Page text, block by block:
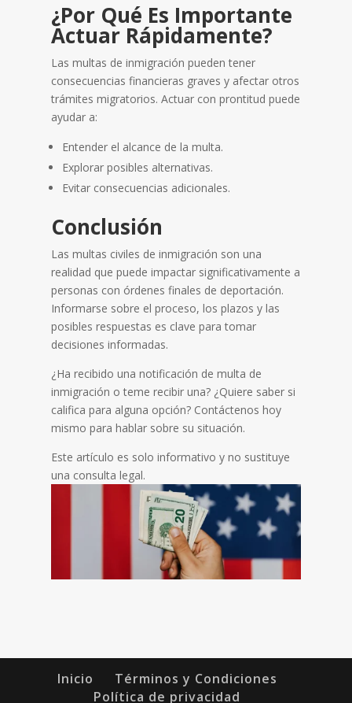
¿Por Qué Es Importante
Actuar Rápidamente?
Las multas de inmigración pueden tener
consecuencias financieras graves y afectar otros
trámites migratorios. Actuar con prontitud puede
ayudar a:
Entender el alcance de la multa.
Explorar posibles alternativas.
Evitar consecuencias adicionales.
Conclusión
Las multas civiles de inmigración son una
realidad que puede impactar significativamente a
personas con órdenes finales de deportación.
Informarse sobre el proceso, los plazos y las
posibles respuestas es clave para tomar
decisiones informadas.
¿Ha recibido una notificación de multa de
inmigración o teme recibir una? ¿Quiere saber si
califica para alguna opción? Contáctenos hoy
mismo para hablar sobre su situación.
Este artículo es solo informativo y no sustituye
una consulta legal.
Inicio
Términos y Condiciones
Política de privacidad